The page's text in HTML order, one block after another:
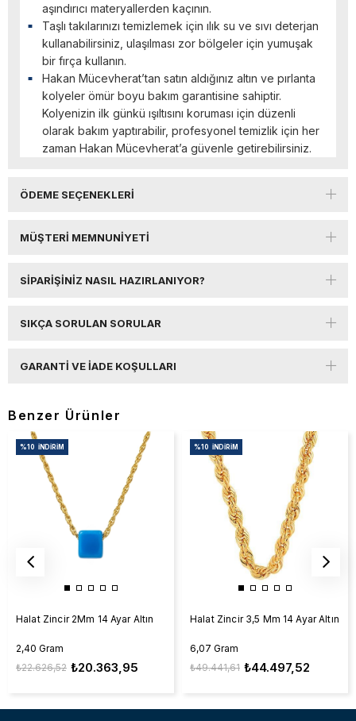
aşındırıcı materyallerden kaçının.
Taşlı takılarınızı temizlemek için ılık su ve sıvı deterjan
kullanabilirsiniz, ulaşılması zor bölgeler için yumuşak
bir fırça kullanın.
Hakan Mücevherat’tan satın aldığınız altın ve pırlanta
kolyeler ömür boyu bakım garantisine sahiptir.
Kolyenizin ilk günkü ışıltısını koruması için düzenli
olarak bakım yaptırabilir, profesyonel temizlik için her
zaman Hakan Mücevherat’a güvenle getirebilirsiniz.
ÖDEME SEÇENEKLERI
MÜŞTERI MEMNUNIYETI
SIPARIŞINIZ NASIL HAZIRLANIYOR?
SIKÇA SORULAN SORULAR
GARANTI VE İADE KOŞULLARI
Benzer Ürünler
Halat Zincir 2Mm 14 Ayar Altın
2,40 Gram
₺20.363,95
₺22.626,52
%10 İNDIRIM
Halat Zincir 3,5 Mm 14 Ayar Altın
6,07 Gram
₺44.497,52
₺49.441,61
%10 İNDIRIM